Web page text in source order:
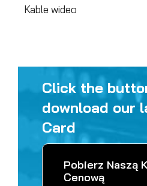
Kable wideo
Click the
download our
Card
Pobierz Naszą
Cenową